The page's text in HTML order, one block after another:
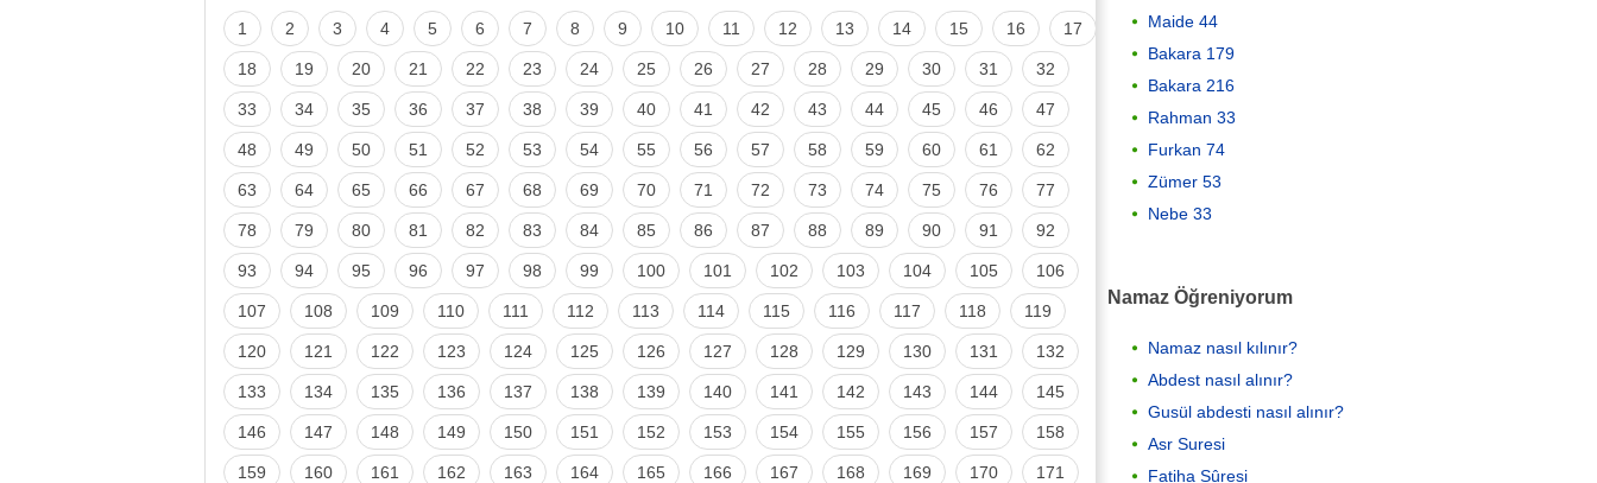
1 2 3 4 5 6 7 8 9 10 11 12 13 14 15 16 17
18 19 20 21 22 23 24 25 26 27 28 29 30 31 32
33 34 35 36 37 38 39 40 41 42 43 44 45 46 47
48 49 50 51 52 53 54 55 56 57 58 59 60 61 62
63 64 65 66 67 68 69 70 71 72 73 74 75 76 77
78 79 80 81 82 83 84 85 86 87 88 89 90 91 92
93 94 95 96 97 98 99 100 101 102 103 104 105 106
107 108 109 110 111 112 113 114 115 116 117 118 119
120 121 122 123 124 125 126 127 128 129 130 131 132
133 134 135 136 137 138 139 140 141 142 143 144 145
146 147 148 149 150 151 152 153 154 155 156 157 158
159 160 161 162 163 164 165 166 167 168 169 170 171
Maide 44
Bakara 179
Bakara 216
Rahman 33
Furkan 74
Zümer 53
Nebe 33
Namaz Öğreniyorum
Namaz nasıl kılınır?
Abdest nasıl alınır?
Gusül abdesti nasıl alınır?
Asr Suresi
Fatiha Sûresi